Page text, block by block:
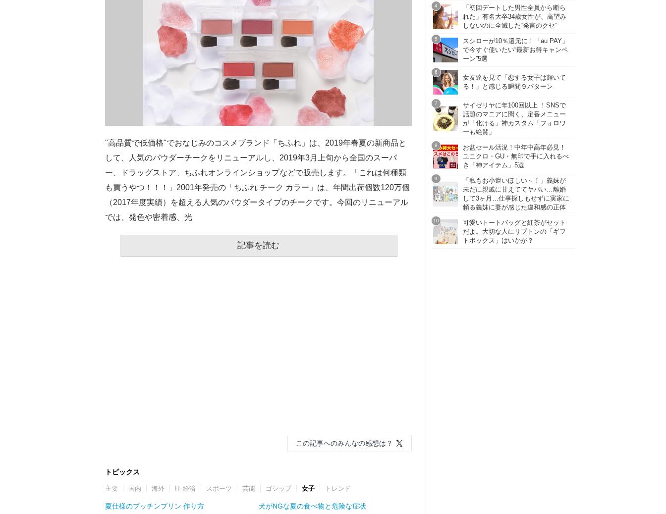
"高品質で低価格"でおなじみのコスメブランド「ちふれ」は、2019年春夏の新商品と
して、人気のパウダーチークをリニューアルし、2019年3月上旬から全国のスーパ
ー、ドラッグストア、ちふれオンラインショップなどで販売します。「これは何種類
も買うやつ！！！」2001年発売の「ちふれ チーク カラー」は、年間出荷個数120万個
（2017年度実績）を超える人気のパウダータイプのチークです。今回のリニューアル
では、発色や密着感、光
記事を読む
この記事へのみんなの感想は？
トピックス
主要 国内 海外 IT 経済 スポーツ 芸能 ゴシップ 女子 トレンド
夏仕様のプッチンプリン 作り方
犬がNGな夏の食べ物と危険な症状
「初回デートした男性全員から断ら
れた」有名大卒34歳女性が、高望み
しないのに全滅した“発言のクセ”
スシローが10％還元に！「au PAY」
で今すぐ使いたい“最新お得キャンペ
ーン”5選
女友達を見て「恋する女子は輝いて
る！」と感じる瞬間９パターン
サイゼリヤに年100回以上 ！SNSで
話題のマニアに聞く、定番メニュー
が「化ける」神カスタム「フォロワ
ーも絶賛」
お盆セール活況！中年中高年必見！
ユニクロ・GU・無印で手に入れるべ
き「神アイテム」5選
「私もお小遣いほしい～！」義妹が
未だに親戚に甘えててヤバい…離婚
して3ヶ月…仕事探しもせずに実家に
頼る義妹に妻が感じた違和感の正体
可愛いトートバッグと紅茶がセット
だよ。大切な人にリプトンの「ギフ
トボックス」はいかが？